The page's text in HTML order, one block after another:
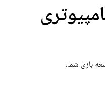
بازی شما.